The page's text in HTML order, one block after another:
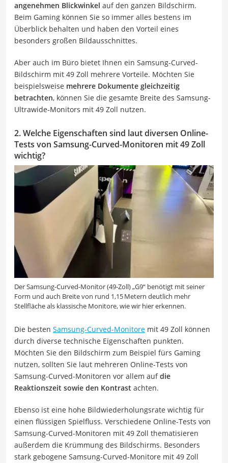
angenehmen Blickwinkel auf den ganzen Bildschirm.
Beim Gaming können Sie so immer alles bestens im
Überblick behalten und haben den Vorteil eines
besonders großen Bildausschnittes.
Aber auch im Büro bietet Ihnen ein Samsung-Curved-
Bildschirm mit 49 Zoll mehrere Vorteile. Möchten Sie
beispielsweise mehrere Dokumente gleichzeitig
betrachten, können Sie die gesamte Breite des Samsung-
Ultrawide-Monitors mit 49 Zoll nutzen.
2. Welche Eigenschaften sind laut diversen Online-
Tests von Samsung-Curved-Monitoren mit 49 Zoll
wichtig?
Der Samsung-Curved-Monitor (49-Zoll) „G9“ benötigt mit seiner
Form und auch Breite von rund 1,15 Metern deutlich mehr
Stellfläche als klassische Monitore, wie wir hier erkennen.
Die besten Samsung-Curved-Monitore mit 49 Zoll können
durch diverse technische Eigenschaften punkten.
Möchten Sie den Bildschirm zum Beispiel fürs Gaming
nutzen, sollten Sie laut mehreren Online-Tests von
Samsung-Curved-Monitoren vor allem aufdie
Reaktionszeit sowie den Kontrast achten.
Ebenso ist eine hohe Bildwiederholungsrate wichtig für
einen flüssigen Spielfluss. Verschiedene Online-Tests von
Samsung-Curved-Monitoren mit 49 Zoll thematisieren
außerdem die Krümmung des Bildschirms. Besonders
stark gebogene Samsung-Curved-Monitore mit 49 Zoll